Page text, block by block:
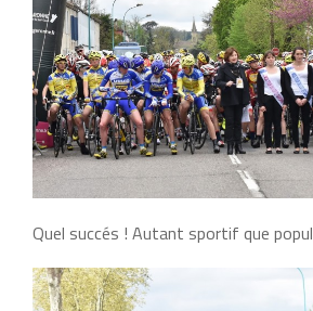
Quel succés ! Autant sportif que